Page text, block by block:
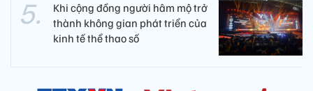
Khi cộng đồng người hâm mộ trở
thành không gian phát triển của
kinh tế thể thao số